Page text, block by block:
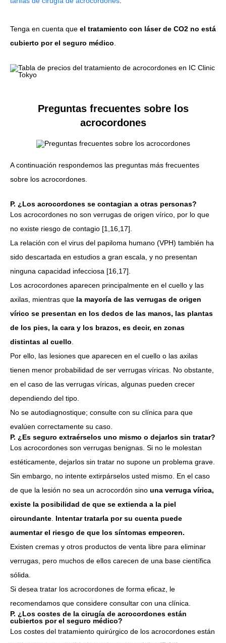
Tenga en cuenta que el tratamiento con láser de CO2 no está
cubierto por el seguro médico
Preguntas frecuentes sobre los
acrocordones
A continuación respondemos las preguntas más frecuentes
sobre los acrocordones.
P. ¿Los acrocordones se contagian a otras personas?
Los acrocordones no son verrugas de origen vírico, por lo que
no existe riesgo de contagio [1,16,17].
La relación con el virus del papiloma humano (VPH) también ha
sido descartada en estudios a gran escala, y no presentan
ninguna capacidad infecciosa [16,17].
Los acrocordones aparecen principalmente en el cuello y las
axilas, mientras que la mayoría de las verrugas de origen
vírico se presentan en los dedos de las manos, las plantas
de los pies, la cara y los brazos, es decir, en zonas
distintas al cuello
Por ello, las lesiones que aparecen en el cuello o las axilas
tienen menor probabilidad de ser verrugas víricas. No obstante,
en el caso de las verrugas víricas, algunas pueden crecer
dependiendo del tipo.
No se autodiagnostique; consulte con su clínica para que
evalúen correctamente su caso.
P. ¿Es seguro extraérselos uno mismo o dejarlos sin tratar?
Los acrocordones son verrugas benignas. Si no le molestan
estéticamente, dejarlos sin tratar no supone un problema grave.
Sin embargo, no intente extirpárselos usted mismo. En el caso
de que la lesión no sea un acrocordón sino una verruga vírica,
existe la posibilidad de que se extienda a la piel
circundante Intentar tratarla por su cuenta puede
aumentar el riesgo de que los síntomas empeoren.
Existen cremas y otros productos de venta libre para eliminar
verrugas, pero muchos de ellos carecen de una base científica
sólida.
Si desea tratar los acrocordones de forma eficaz, le
recomendamos que considere consultar con una clínica.
P. ¿Los costes de la cirugía de acrocordones están
cubiertos por el seguro médico?
Los costes del tratamiento quirúrgico de los acrocordones están